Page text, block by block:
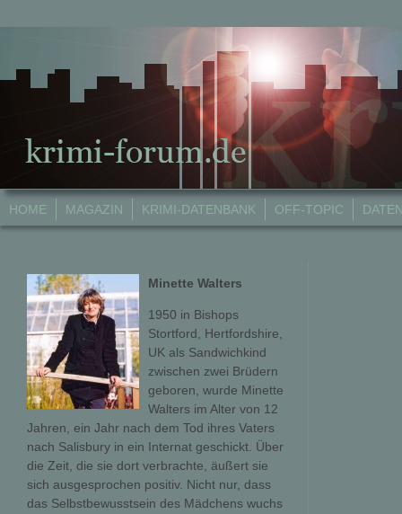
HOME MAGAZIN KRIMI-DATENBANK OFF-TOPIC
Minette Walters
1950 in Bishops
Stortford, Hertfordshire,
UK als Sandwichkind
zwischen zwei Brüdern
geboren, wurde Minette
Walters im Alter von 12
Jahren, ein Jahr nach dem Tod ihres Vaters
nach Salisbury in ein Internat geschickt. Über
die Zeit, die sie dort verbrachte, äußert sie
sich ausgesprochen positiv. Nicht nur, dass
das Selbstbewusstsein des Mädchens wuchs 